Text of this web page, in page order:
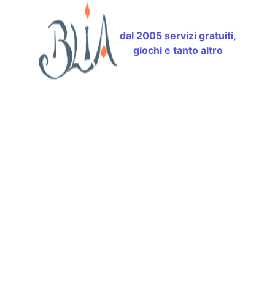
dal 2005 servizi gratuiti,
giochi e tanto altro